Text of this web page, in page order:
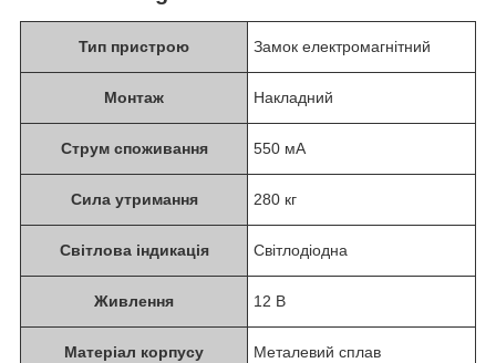
Тип пристрою Замок електромагнітний
Монтаж Накладний
Струм споживання 550 мА
Сила утримання 280 кг
Світлова індикація Світлодіодна
Живлення 12 В
Матеріал корпусу Металевий сплав